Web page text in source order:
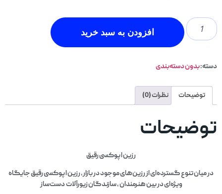
افزودن به سبد خرید
دسته:بدون دسته‌بندی
توضیحات نظرات (0)
توضیحات
رزین اپوکسی رقیق
در میان تنوع گسترده‌ای از رزین‌های موجود در بازار، رزین اپوکسی رقیق جایگاه
ویژه‌ای در بین هنرمندان ، سازندگان زیورآلات دست‌ساز